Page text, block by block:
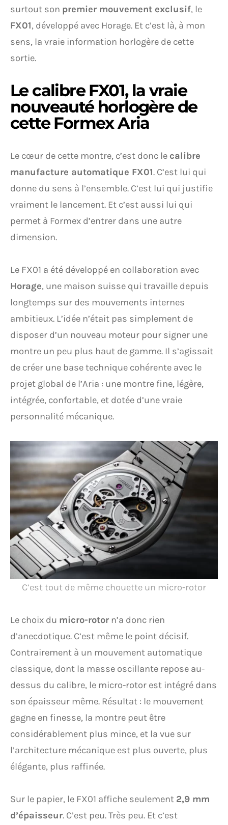
surtout son premier mouvement exclusif, le
FX01, développé avec Horage. Et c’est là, à mon
sens, la vraie information horlogère de cette
sortie.
Le calibre FX01, la vraie
nouveauté horlogère de
cette Formex Aria
Le cœur de cette montre, c’est donc le calibre
manufacture automatique FX01. C’est lui qui
donne du sens à l’ensemble. C’est lui qui justifie
vraiment le lancement. Et c’est aussi lui qui
permet à Formex d’entrer dans une autre
dimension.
Le FX01 a été développé en collaboration avec
Horage, une maison suisse qui travaille depuis
longtemps sur des mouvements internes
ambitieux. L’idée n’était pas simplement de
disposer d’un nouveau moteur pour signer une
montre un peu plus haut de gamme. Il s’agissait
de créer une base technique cohérente avec le
projet global de l’Aria : une montre fine, légère,
intégrée, confortable, et dotée d’une vraie
personnalité mécanique.
C’est tout de même chouette un micro-rotor
Le choix du micro-rotor n’a donc rien
d’anecdotique. C’est même le point décisif.
Contrairement à un mouvement automatique
classique, dont la masse oscillante repose au-
dessus du calibre, le micro-rotor est intégré dans
son épaisseur même. Résultat : le mouvement
gagne en finesse, la montre peut être
considérablement plus mince, et la vue sur
l’architecture mécanique est plus ouverte, plus
élégante, plus raffinée.
Sur le papier, le FX01 affiche seulement 2,9 mm
d’épaisseur. C’est peu. Très peu. Et c’est